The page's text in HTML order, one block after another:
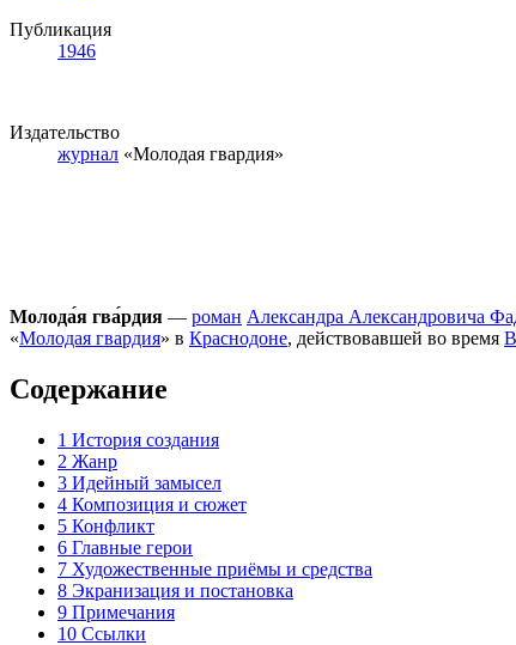
Публикация
1946
Издательство
журнал «Молодая гвардия»
Молода́я гва́рдия — роман Александра Александровича
«Молодая гвардия» в Краснодоне, действовавшей во время
Содержание
1 История создания
2 Жанр
3 Идейный замысел
4 Композиция и сюжет
5 Конфликт
6 Главные герои
7 Художественные приёмы и средства
8 Экранизация и постановка
9 Примечания
10 Ссылки